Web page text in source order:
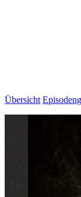
Übersicht